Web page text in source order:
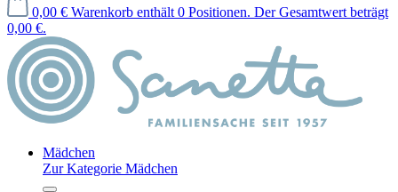
0,00 € Warenkorb enthält 0 Positionen. Der Gesamtwert beträgt
0,00 €.
Mädchen
Zur Kategorie Mädchen